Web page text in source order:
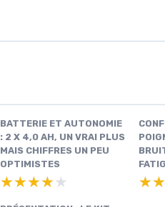
BATTERIE ET AUTONOMIE
: 2 X 4,0 AH, UN VRAI PLUS
MAIS CHIFFRES UN PEU
OPTIMISTES
★★★★★
★★★★★